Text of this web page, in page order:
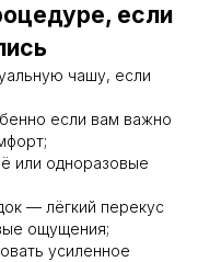
если
чашу, если
если вам важно
или одноразовые
— лёгкий перекус
ощущения;
усиленное